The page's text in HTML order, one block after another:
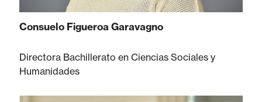
Consuelo Figueroa Garavagno
Directora Bachillerato en Ciencias Sociales y
Humanidades